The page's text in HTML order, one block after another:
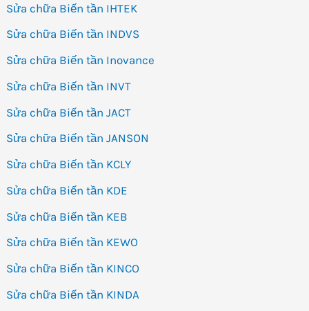
Sửa chữa Biến tần IHTEK
Sửa chữa Biến tần INDVS
Sửa chữa Biến tần Inovance
Sửa chữa Biến tần INVT
Sửa chữa Biến tần JACT
Sửa chữa Biến tần JANSON
Sửa chữa Biến tần KCLY
Sửa chữa Biến tần KDE
Sửa chữa Biến tần KEB
Sửa chữa Biến tần KEWO
Sửa chữa Biến tần KINCO
Sửa chữa Biến tần KINDA